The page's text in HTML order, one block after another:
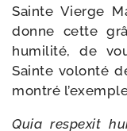
Sainte Vierge
donne cette
humi­li­té, de
Sainte volon­té
mon­tré
Quia respexit